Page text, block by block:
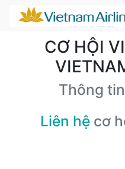
CƠ HỘI
Thông
Liên hệ cơ